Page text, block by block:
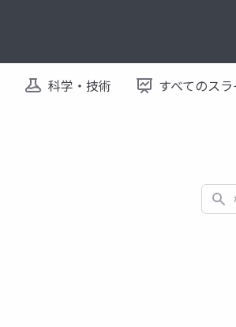
科学・技術 すべてのスラ
検索